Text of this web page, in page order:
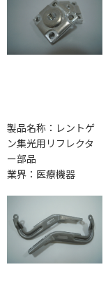
製品名称：レントゲ
ン集光用リフレクタ
ー部品
業界：医療機器